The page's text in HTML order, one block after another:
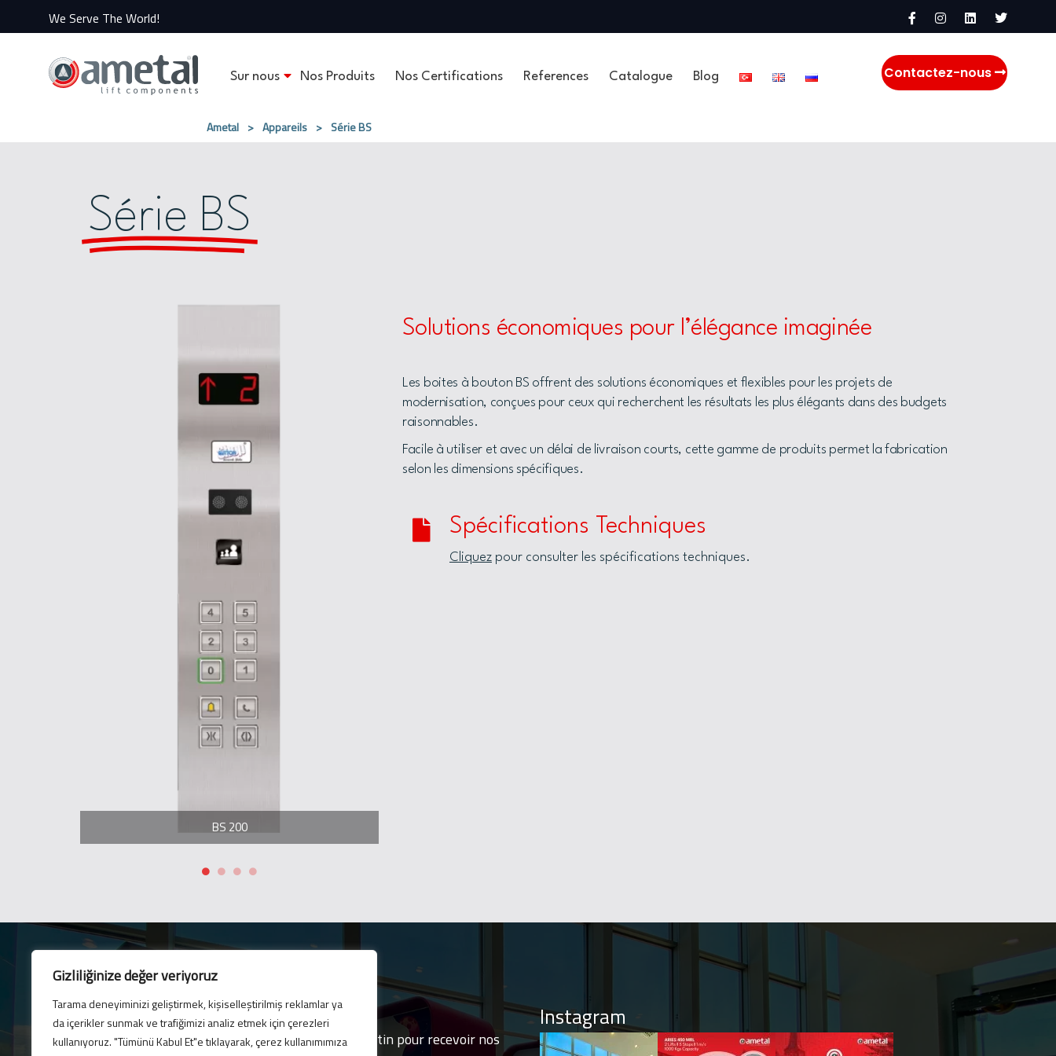
Gizliliğinize değer veriyoruz
Tarama deneyiminizi geliştirmek, kişiselleştirilmiş reklamlar ya
da içerikler sunmak ve trafiğimizi analiz etmek için çerezleri
kullanıyoruz. "Tümünü Kabul Et"e tıklayarak, çerez kullanımımıza
We Serve The World!
Sur nous Nos Produits Nos Certifications References Catalogue Blog Contactez-nous
Ametal > Appareils > Série BS
Série BS
BS 200
Solutions économiques pour l’élégance imaginée
Les boites à bouton BS offrent des solutions économiques et flexibles pour les projets de
modernisation, conçues pour ceux qui recherchent les résultats les plus élégants dans des budgets
raisonnables.
Facile à utiliser et avec un délai de livraison courts, cette gamme de produits permet la fabrication
selon les dimensions spécifiques.
Spécifications Techniques
Cliquezpour consulter les spécifications techniques.
Lettre électronique
Abonnez-vous à notre bulletin pour recevoir nos
Instagram